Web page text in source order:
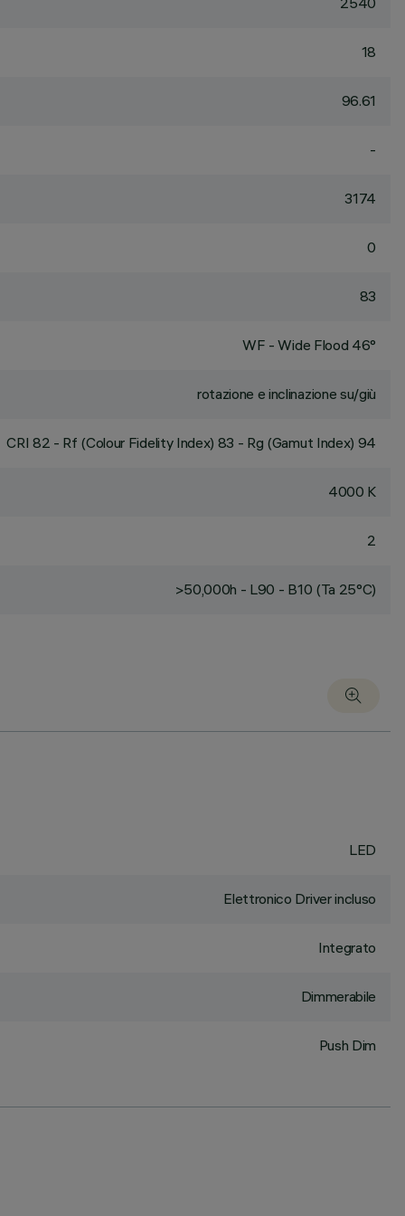
18
96.61
-
3174
0
83
WF - Wide Flood 46°
rotazione e inclinazione su/giù
CRI 82 - Rf (Colour Fidelity Index) 83 - Rg (Gamut Index) 94
4000 K
2
>50,000h - L90 - B10 (Ta 25°C)
LED
Elettronico Driver incluso
Integrato
Dimmerabile
Push Dim